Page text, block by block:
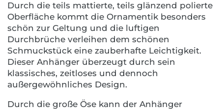
Durch die teils mattierte, teils glänzend polierte
Oberfläche kommt die Ornamentik besonders
schön zur Geltung und die luftigen
Durchbrüche verleihen dem schönen
Schmuckstück eine zauberhafte Leichtigkeit.
Dieser Anhänger überzeugt durch sein
klassisches, zeitloses und dennoch
außergewöhnliches Design.
Durch die große Öse kann der Anhänger